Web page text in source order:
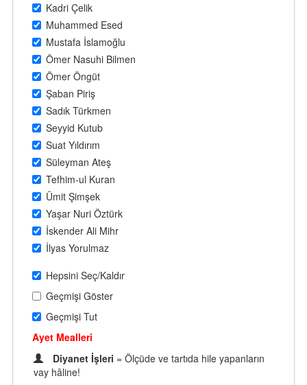
Kadri Çelik
Muhammed Esed
Mustafa İslamoğlu
Ömer Nasuhi Bilmen
Ömer Öngüt
Şaban Piriş
Sadık Türkmen
Seyyid Kutub
Suat Yıldırım
Süleyman Ateş
Tefhim-ul Kuran
Ümit Şimşek
Yaşar Nuri Öztürk
İskender Ali Mihr
İlyas Yorulmaz
Hepsini Seç/Kaldır
Geçmişi Göster
Geçmişi Tut
Ayet Mealleri
Diyanet İşleri = Ölçüde ve tartıda hile yapanların
vay hâline!